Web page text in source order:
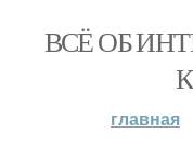
ВСЁ ОБ
главная